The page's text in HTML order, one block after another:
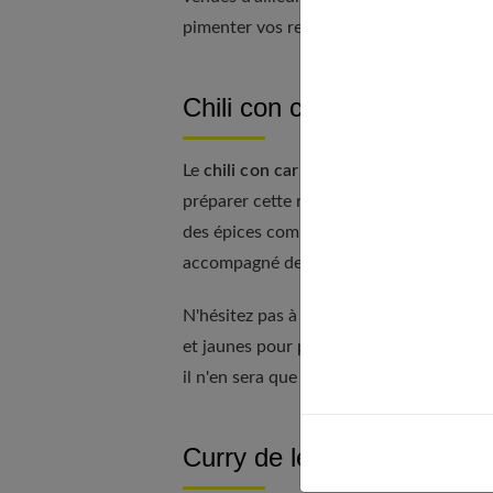
pimenter vos repas hebdomadaires.
Chili con carne au Cookeo
Le chili con carne
préparer cette recette rapidement en
des épices comme le cumin et le
accompagné de riz blanc ou de tortillas.
N'hésitez pas à ajuster le niveau de
et jaunes pour plus de croquant et de
il n'en sera que meilleur une fois
Curry de légumes au